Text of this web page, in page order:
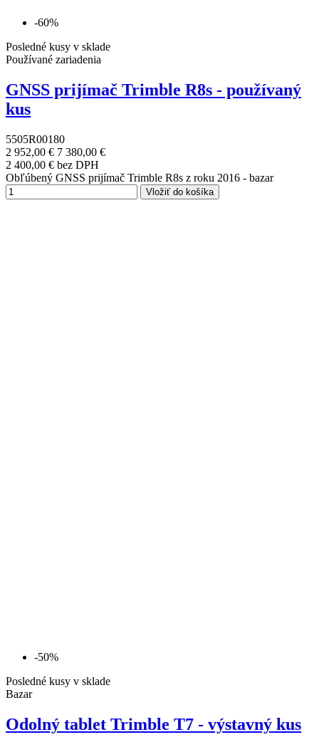
-60%
Posledné kusy v sklade
Používané zariadenia
GNSS prijímač Trimble R8s - používaný
kus
5505R00180
2 952,00 € 7 380,00 €
2 400,00 € bez DPH
Obľúbený GNSS prijímač Trimble R8s z roku 2016 - bazar
Vložiť do košíka
-50%
Posledné kusy v sklade
Bazar
Odolný tablet Trimble T7 - výstavný kus